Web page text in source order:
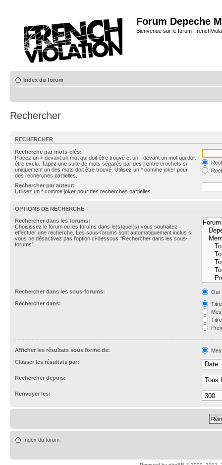
Forum Depeche
Bienvenue sur le forum
Index du forum
Rechercher
RECHERCHER
Recherche par mots-clés:
Placez un + devant un mot qui doit être trouvé et un - devant un mot qui doit
être exclu. Tapez une suite de mots séparés par des | entre crochets si
uniquement un des mots doit être trouvé. Utilisez un * comme joker pour
des recherches partielles.
Rechercher par auteur:
Utilisez un * comme joker pour des recherches partielles.
OPTIONS DE RECHERCHE
Rechercher dans les forums:
Choisissez le forum ou les forums dans le(s)quel(s) vous souhaitez
effectuer une recherche. Les sous-forums sont automatiquement inclus si
vous ne désactivez pas l’option ci-dessous “Rechercher dans les sous-
forums”.
Rechercher dans les sous-forums:
Oui
Rechercher dans:
Afficher les résultats sous forme de:
Classer les résultats par:
Rechercher depuis:
Renvoyer les:
Index du forum